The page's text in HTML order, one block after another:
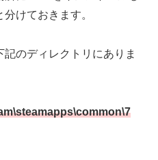
けておきます。
のディレクトリにありま